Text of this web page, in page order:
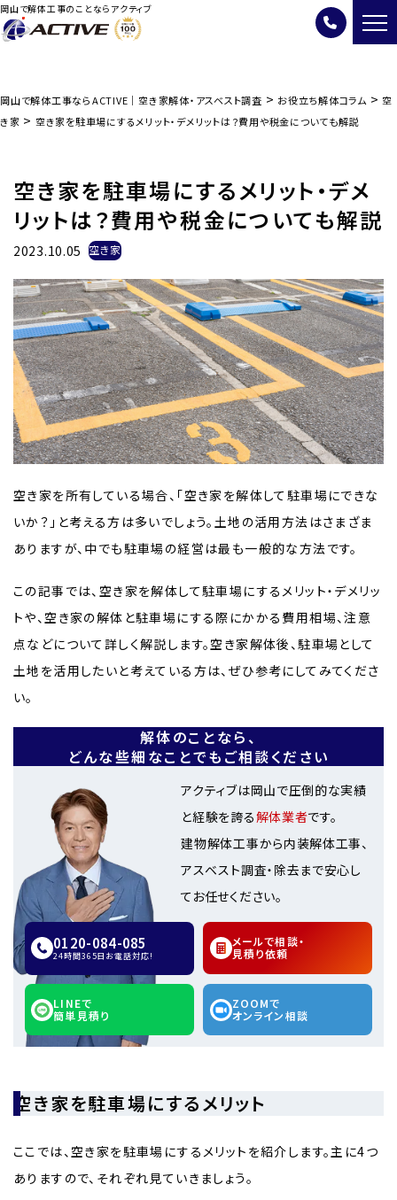
岡山で解体工事のことならアクティブ
岡山で解体工事ならACTIVE｜空き家解体・アスベスト調査 > お役立ち解体コラム > 空
き家 > 空き家を駐車場にするメリット・デメリットは？費用や税金についても解説
空き家を駐車場にするメリット・デメ
リットは？費用や税金についても解説
2023.10.05 空き家
空き家を所有している場合、「空き家を解体して駐車場にできな
いか？」と考える方は多いでしょう。土地の活用方法はさまざま
ありますが、中でも駐車場の経営は最も一般的な方法です。
この記事では、空き家を解体して駐車場にするメリット・デメリッ
トや、空き家の解体と駐車場にする際にかかる費用相場、注意
点などについて詳しく解説します。空き家解体後、駐車場として
土地を活用したいと考えている方は、ぜひ参考にしてみてくださ
い。
解体のことなら、
どんな些細なことでもご相談ください
アクティブは岡山で圧倒的な実績
と経験を誇る解体業者です。
建物解体工事から内装解体工事、
アスベスト調査・除去まで安心し
てお任せください。
0120-084-085
24時間365日お電話対応!
メールで相談・
見積り依頼
LINEで
簡単見積り
ZOOMで
オンライン相談
空き家を駐車場にするメリット
ここでは、空き家を駐車場にするメリットを紹介します。主に4つ
ありますので、それぞれ見ていきましょう。